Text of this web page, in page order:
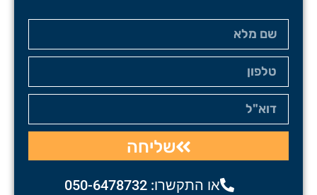
שליחה
או התקשרו: 050-6478732